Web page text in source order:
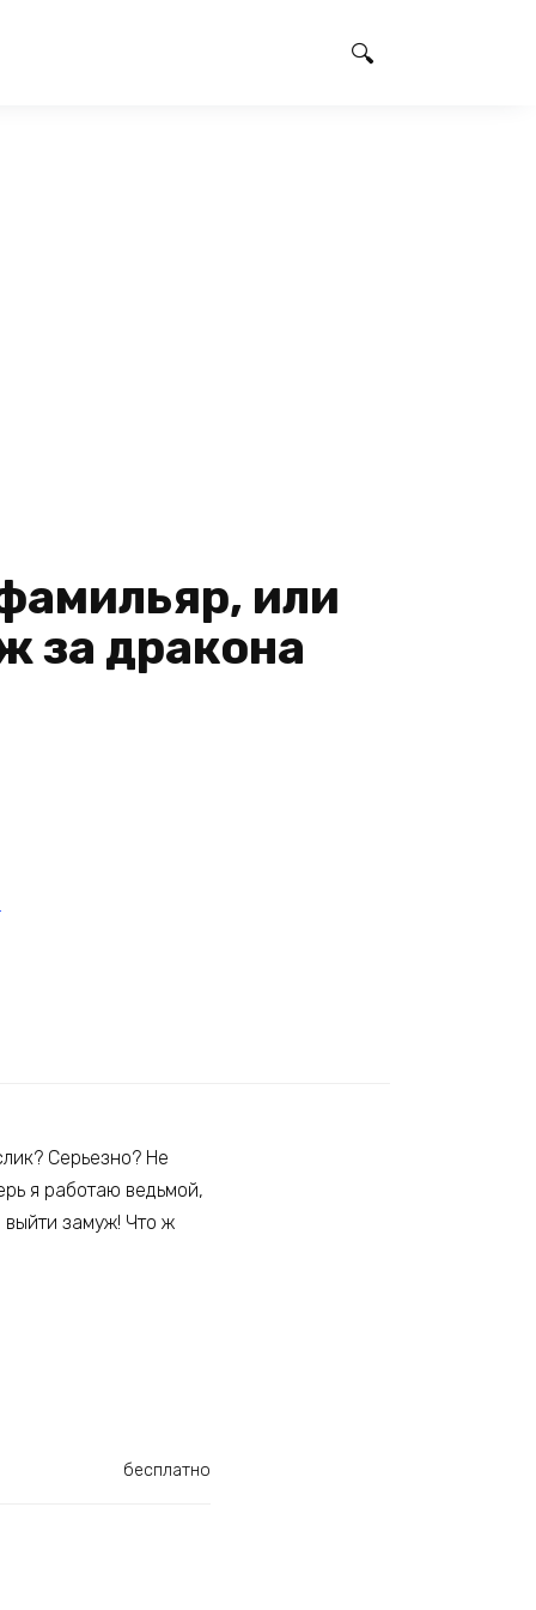
или
за дракона
Серьезно? Не
я работаю ведьмой,
выйти замуж! Что ж
бесплатно